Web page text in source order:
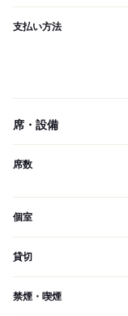
支払い方法
席・設備
席数
個室
貸切
禁煙・喫煙